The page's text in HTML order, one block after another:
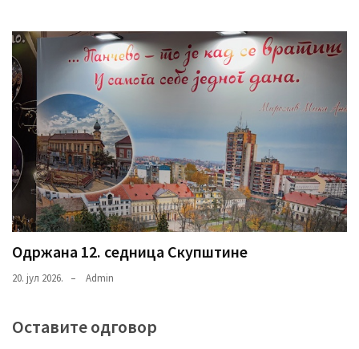
Одржана 12. седница Скупштине
20. јул 2026. Admin
Оставите одговор